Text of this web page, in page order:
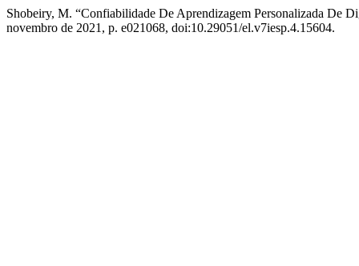
Shobeiry, M. “Confiabilidade De Aprendizagem Personalizada De
novembro de 2021, p. e021068, doi:10.29051/el.v7iesp.4.15604.